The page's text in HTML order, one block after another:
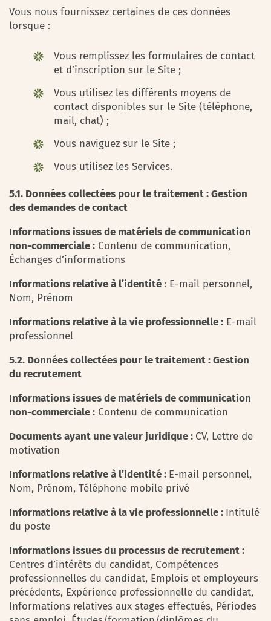
Vous nous fournissez certaines de ces données
lorsque :
Vous remplissez les formulaires de contact
et d’inscription sur le Site ;
Vous utilisez les différents moyens de
contact disponibles sur le Site (téléphone,
mail, chat) ;
Vous naviguez sur le Site ;
Vous utilisez les Services.
5.1. Données collectées pour le traitement : Gestion
des demandes de contact
Informations issues de matériels de communication
non-commerciale : Contenu de communication,
Échanges d’informations
Informations relative à l’identité : E-mail personnel,
Nom, Prénom
Informations relative à la vie professionnelle : E-mail
professionnel
5.2. Données collectées pour le traitement : Gestion
du recrutement
Informations issues de matériels de communication
non-commerciale : Contenu de communication
Documents ayant une valeur juridique : CV, Lettre de
motivation
Informations relative à l’identité : E-mail personnel,
Nom, Prénom, Téléphone mobile privé
Informations relative à la vie professionnelle : Intitulé
du poste
Informations issues du processus de recrutement :
Centres d’intérêts du candidat, Compétences
professionnelles du candidat, Emplois et employeurs
précédents, Expérience professionnelle du candidat,
Informations relatives aux stages effectués, Périodes